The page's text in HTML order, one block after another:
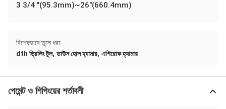
3 3/4 "(95.3mm)~26"(660.4mm)
বিশেষভাবে তুলে ধরা:
dth ড্রিলিং টুল, ডাউন হোল হ্যামার, এপিরোক হ্যামার
পেমেন্ট ও শিপিংয়ের শর্তাবলী